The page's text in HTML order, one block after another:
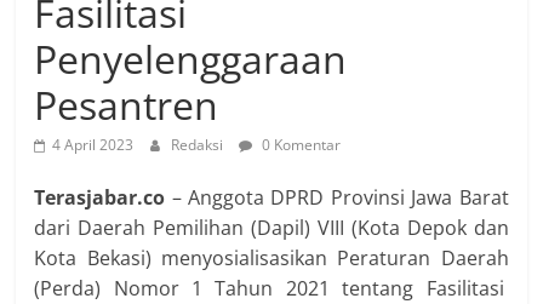
Fasilitasi
Penyelenggaraan
Pesantren
4 April 2023 Redaksi 0 Komentar
Terasjabar.co – Anggota DPRD Provinsi Jawa Barat
dari Daerah Pemilihan (Dapil) VIII (Kota Depok dan
Kota Bekasi) menyosialisasikan Peraturan Daerah
(Perda) Nomor 1 Tahun 2021 tentang Fasilitasi